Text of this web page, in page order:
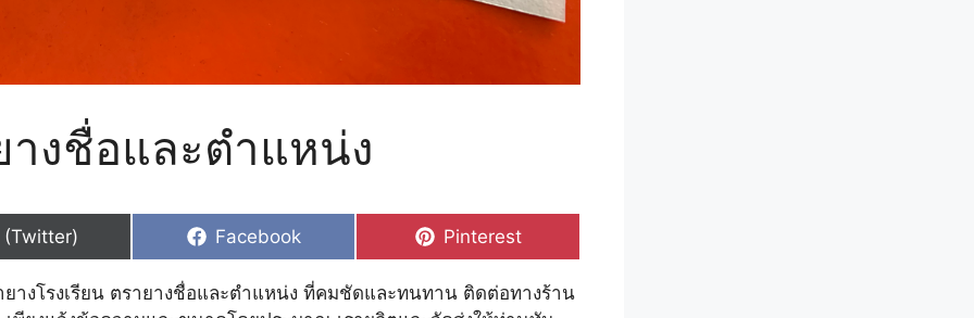
างชื่อและตำแหน่ง
(Twitter)
Share
Facebook
Share
Pinterest
ยางโรงเรียน ตรายางชื่อและตำแหน่ง ที่คมชัดและทนทาน ติดต่อทางร้าน